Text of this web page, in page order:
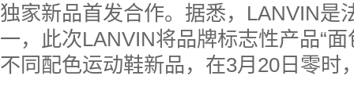
独家新品首发合作。据悉，LANVIN是
一，此次LANVIN将品牌标志性产品“
不同配色运动鞋新品，在3月20日零时